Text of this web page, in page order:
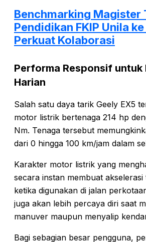
Benchmarking Magister
Pendidikan FKIP Unila ke
Perkuat Kolaborasi
Performa Responsif untuk
Harian
Salah satu daya tarik Geely EX5
motor listrik bertenaga 214 hp
Nm. Tenaga tersebut
dari 0 hingga 100 km/jam dalam
Karakter motor listrik yang
secara instan membuat
ketika digunakan di jalan
juga akan lebih percaya diri saat
manuver maupun menyalip
Bagi sebagian besar pengguna,